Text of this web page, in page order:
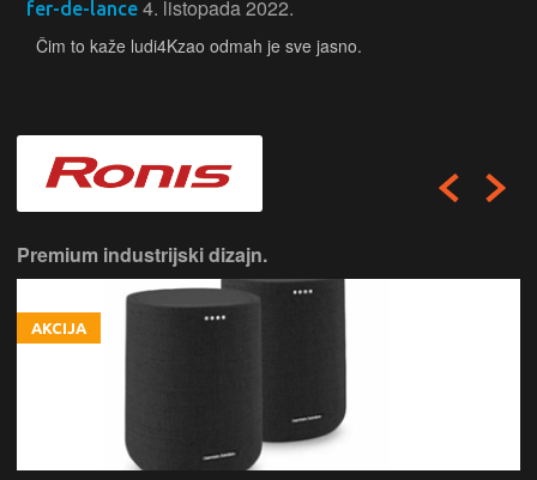
fer-de-lance 4. listopada 2022.
Čim to kaže ludi4Kzao odmah je sve jasno.
Premium industrijski dizajn.
AKCIJA